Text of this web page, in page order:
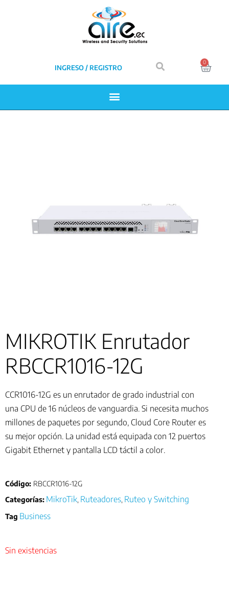
INGRESO / REGISTRO
0
MIKROTIK Enrutador
RBCCR1016-12G
CCR1016-12G es un enrutador de grado industrial con
una CPU de 16 núcleos de vanguardia. Si necesita muchos
millones de paquetes por segundo, Cloud Core Router es
su mejor opción. La unidad está equipada con 12 puertos
Gigabit Ethernet y pantalla LCD táctil a color.
Código: RBCCR1016-12G
Categorías: MikroTik Ruteadores Ruteo y Switching
Tag Business
Sin existencias